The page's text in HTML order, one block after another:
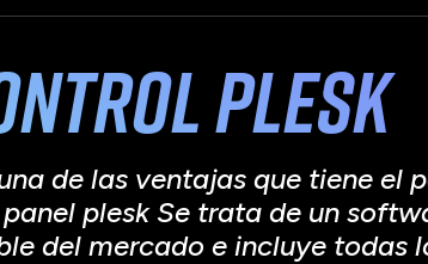
plesk
de las ventajas que tiene el
plesk Se trata de un
del mercado e incluye todas